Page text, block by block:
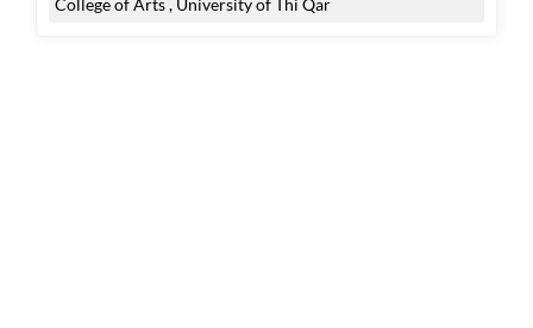
College of Arts , University of Thi Qar